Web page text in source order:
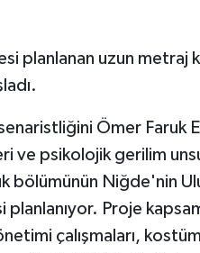
planlanan uzun metraj
Ömer
ve psikolojik gerilim
bölümünün Niğde'nin
Proje
çalışmaları,